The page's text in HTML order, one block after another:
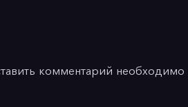
комментарий необходимо